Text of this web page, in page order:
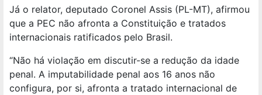
Já o relator, deputado Coronel Assis (PL-MT), afirmou
que a PEC não afronta a Constituição e tratados
internacionais ratificados pelo Brasil.
“Não há violação em discutir-se a redução da idade
penal. A imputabilidade penal aos 16 anos não
configura, por si, afronta a tratado internacional de